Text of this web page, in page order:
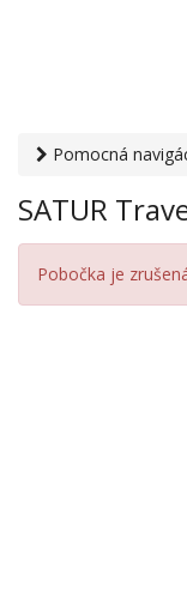
Pomocná
kancelárie ›
SATUR
Pobočka je